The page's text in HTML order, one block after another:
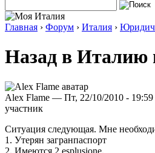
Главная › Форум › Италия ›
Назад в Италию
Alex Flame — Пт, 22/10/2010 - 19:59
участник
Ситуация следующая. Мне
1. Утерян загранпаспорт
2. Имеются 2 esplusione.